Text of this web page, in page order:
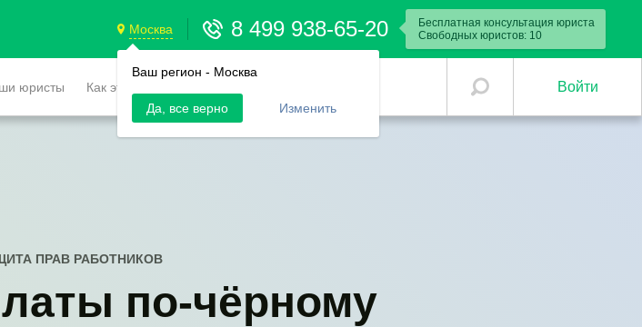
Москва
Ваш регион - Москва
Да, все верно Изменить
8 499 938-65-20
Бесплатная консультация юриста
Свободных юристов: 10
юристы Как это работает Войти
ПРАВ РАБОТНИКОВ
по-чёрному